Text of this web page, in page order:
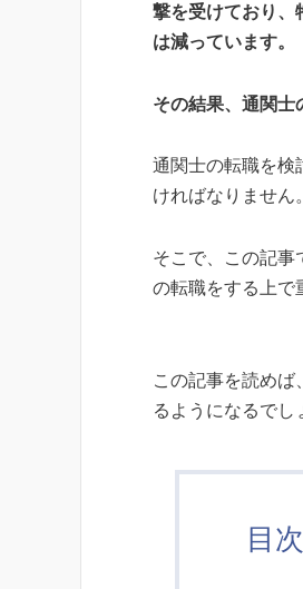
撃を受けており、
は減っています。
その結果、通関士
通関士の転職を検
ければなりません。
そこで、この記事
の転職をする上で
この記事を読めば
るようになるでし
目次